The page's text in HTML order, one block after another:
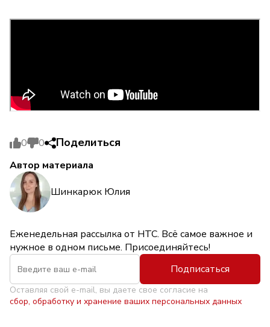
0 0 Поделиться
Автор материала
Шинкарюк Юлия
Еженедельная рассылка от НТС. Всё самое важное и
нужное в одном письме. Присоединяйтесь!
Подписаться
Оставляя свой e-mail, вы даете свое согласие на
сбор, обработку и хранение ваших персональных данных